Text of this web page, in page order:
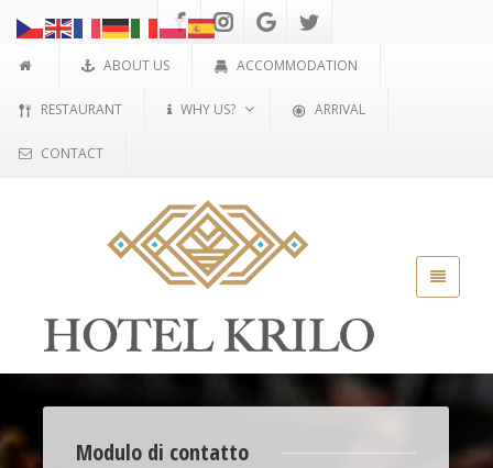
ABOUT US ACCOMMODATION
RESTAURANT WHY US? ARRIVAL
CONTACT
Modulo di contatto